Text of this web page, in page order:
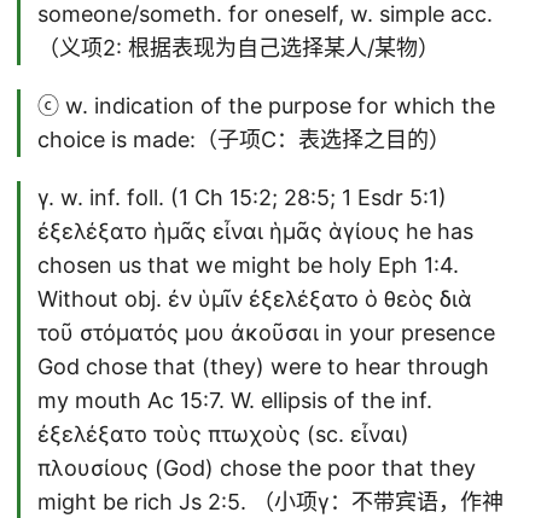
someone/someth. for oneself, w. simple acc.
（义项2: 根据表现为自己选择某人/某物）
ⓒ w. indication of the purpose for which the
choice is made:（子项C：表选择之目的）
γ. w. inf. foll. (1 Ch 15:2; 28:5; 1 Esdr 5:1)
ἐξελέξατο ἡμᾶς εἶναι ἡμᾶς ἁγίους he has
chosen us that we might be holy Eph 1:4.
Without obj. ἐν ὑμῖν ἐξελέξατο ὁ θεὸς διὰ
τοῦ στόματός μου ἀκοῦσαι in your presence
God chose that (they) were to hear through
my mouth Ac 15:7. W. ellipsis of the inf.
ἐξελέξατο τοὺς πτωχοὺς (sc. εἶναι)
πλουσίους (God) chose the poor that they
might be rich Js 2:5. （小项γ：不带宾语，作神